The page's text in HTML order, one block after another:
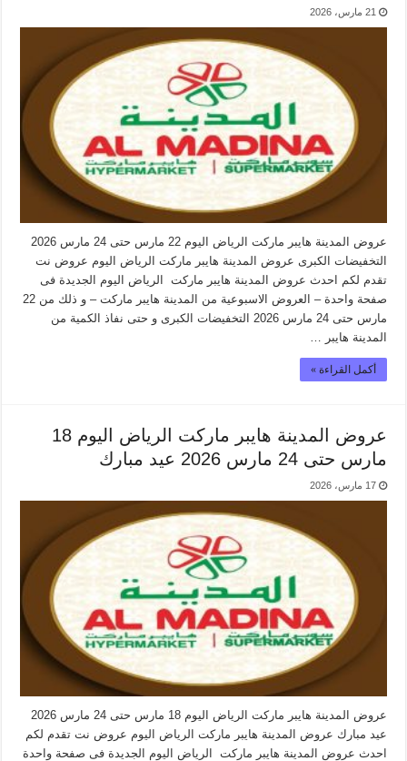
21 مارس، 2026
عروض المدينة هايبر ماركت الرياض اليوم 22 مارس حتى 24 مارس 2026
التخفيضات الكبرى عروض المدينة هايبر ماركت الرياض اليوم عروض نت
تقدم لكم احدث عروض المدينة هايبر ماركت الرياض اليوم الجديدة فى
صفحة واحدة – العروض الاسبوعية من المدينة هايبر ماركت – و ذلك من 22
مارس حتى 24 مارس 2026 التخفيضات الكبرى و حتى نفاذ الكمية من
المدينة هايبر …
أكمل القراءة »
عروض المدينة هايبر ماركت الرياض اليوم 18
مارس حتى 24 مارس 2026 عيد مبارك
17 مارس، 2026
عروض المدينة هايبر ماركت الرياض اليوم 18 مارس حتى 24 مارس 2026
عيد مبارك عروض المدينة هايبر ماركت الرياض اليوم عروض نت تقدم لكم
احدث عروض المدينة هايبر ماركت الرياض اليوم الجديدة فى صفحة واحدة